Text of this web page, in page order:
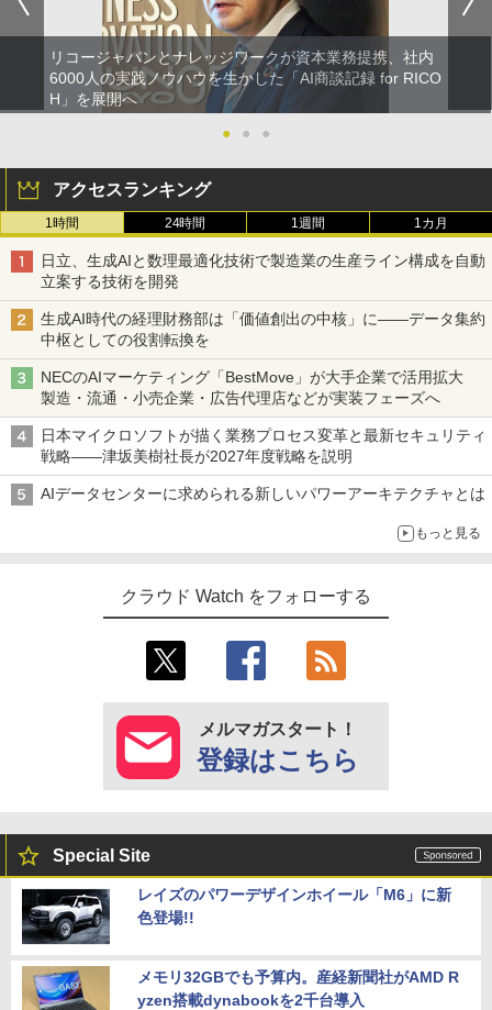
リコージャパンとナレッジワークが資本業務提携、社内
6000人の実践ノウハウを生かした「AI商談記録 for RICO
H」を展開へ
●
● ●
アクセスランキング
1時間 24時間 1週間 1カ月
日立、生成AIと数理最適化技術で製造業の生産ライン構成を自動
立案する技術を開発
生成AI時代の経理財務部は「価値創出の中核」に――データ集約
中枢としての役割転換を
NECのAIマーケティング「BestMove」が大手企業で活用拡大
製造・流通・小売企業・広告代理店などが実装フェーズへ
日本マイクロソフトが描く業務プロセス変革と最新セキュリティ
戦略――津坂美樹社長が2027年度戦略を説明
AIデータセンターに求められる新しいパワーアーキテクチャとは
もっと見る
クラウド Watch をフォローする
メルマガスタート！
登録はこちら
Special Site
レイズのパワーデザインホイール「M6」に新
色登場!!
メモリ32GBでも予算内。産経新聞社がAMD R
yzen搭載dynabookを2千台導入